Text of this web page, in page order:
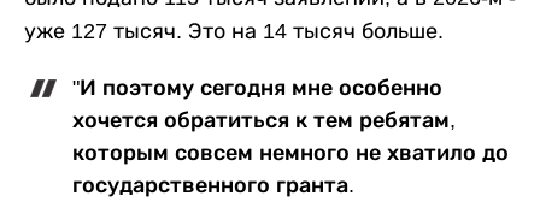
уже 127 тысяч. Это на 14 тысяч больше.
"И поэтому сегодня мне особенно
хочется обратиться к тем ребятам,
которым совсем немного не хватило до
государственного гранта.